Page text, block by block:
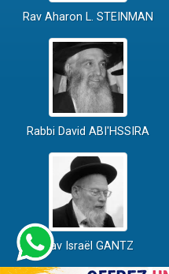
Rav Aharon L. STEINMAN
Rabbi David ABI'HSSIRA
Rav Israël GANTZ